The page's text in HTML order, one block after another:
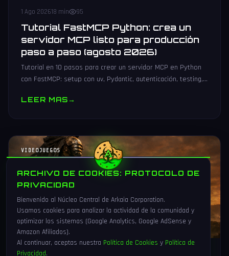
1 Ago 202618 min 95
Tutorial FastMCP Python: crea un
servidor MCP listo para producción
paso a paso (agosto 2026)
Tutorial en 10 pasos para crear un servidor MCP en Python
con FastMCP: setup con uv, Pydantic, autenticación, testing,
LEER MAS→
VIDEOJUEGOS
ARCHIVO DE COOKIES: PROTOCOLO DE
PRIVACIDAD
Bienvenido al Núcleo Central de Arkaia Corporation.
Usamos cookies para analizar la actividad de la comunidad y
optimizar los sistemas (Google Analytics, Google AdSense y
Amazon Afiliados).
Al continuar, aceptas nuestra Política de Cookies y Política de
Privacidad.